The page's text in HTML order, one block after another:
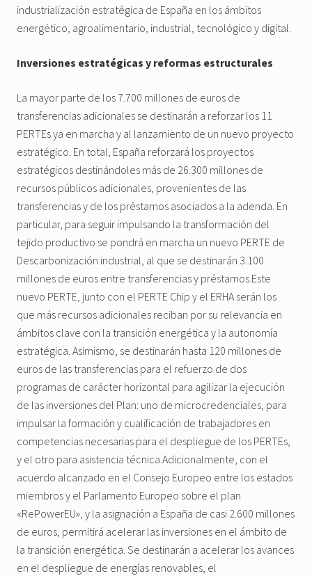
industrialización estratégica de España en los ámbitos
energético, agroalimentario, industrial, tecnológico y digital.
Inversiones estratégicas y reformas estructurales
La mayor parte de los 7.700 millones de euros de
transferencias adicionales se destinarán a reforzar los 11
PERTEs ya en marcha y al lanzamiento de un nuevo proyecto
estratégico. En total, España reforzará los proyectos
estratégicos destinándoles más de 26.300 millones de
recursos públicos adicionales, provenientes de las
transferencias y de los préstamos asociados a la adenda. En
particular, para seguir impulsando la transformación del
tejido productivo se pondrá en marcha un nuevo PERTE de
Descarbonización industrial, al que se destinarán 3.100
millones de euros entre transferencias y préstamos.Este
nuevo PERTE, junto con el PERTE Chip y el ERHA serán los
que más recursos adicionales reciban por su relevancia en
ámbitos clave con la transición energética y la autonomía
estratégica. Asimismo, se destinarán hasta 120 millones de
euros de las transferencias para el refuerzo de dos
programas de carácter horizontal para agilizar la ejecución
de las inversiones del Plan: uno de microcredenciales, para
impulsar la formación y cualificación de trabajadores en
competencias necesarias para el despliegue de los PERTEs,
y el otro para asistencia técnica.Adicionalmente, con el
acuerdo alcanzado en el Consejo Europeo entre los estados
miembros y el Parlamento Europeo sobre el plan
«RePowerEU», y la asignación a España de casi 2.600 millones
de euros, permitirá acelerar las inversiones en el ámbito de
la transición energética. Se destinarán a acelerar los avances
en el despliegue de energías renovables, el